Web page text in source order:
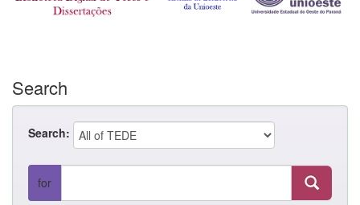
Search
Search:
for